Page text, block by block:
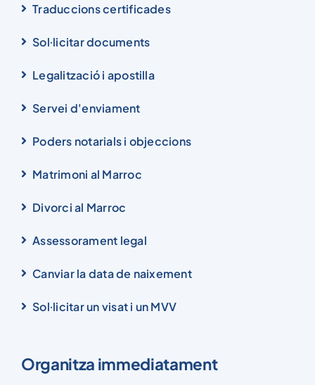
Traduccions certificades
Sol·licitar documents
Legalització i apostilla
Servei d'enviament
Poders notarials i objeccions
Matrimoni al Marroc
Divorci al Marroc
Assessorament legal
Canviar la data de naixement
Sol·licitar un visat i un MVV
Organitza immediatament